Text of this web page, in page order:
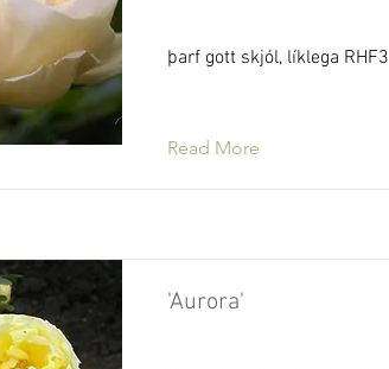
þarf gott skjól, líklega RHF3
Read More
'Aurora'